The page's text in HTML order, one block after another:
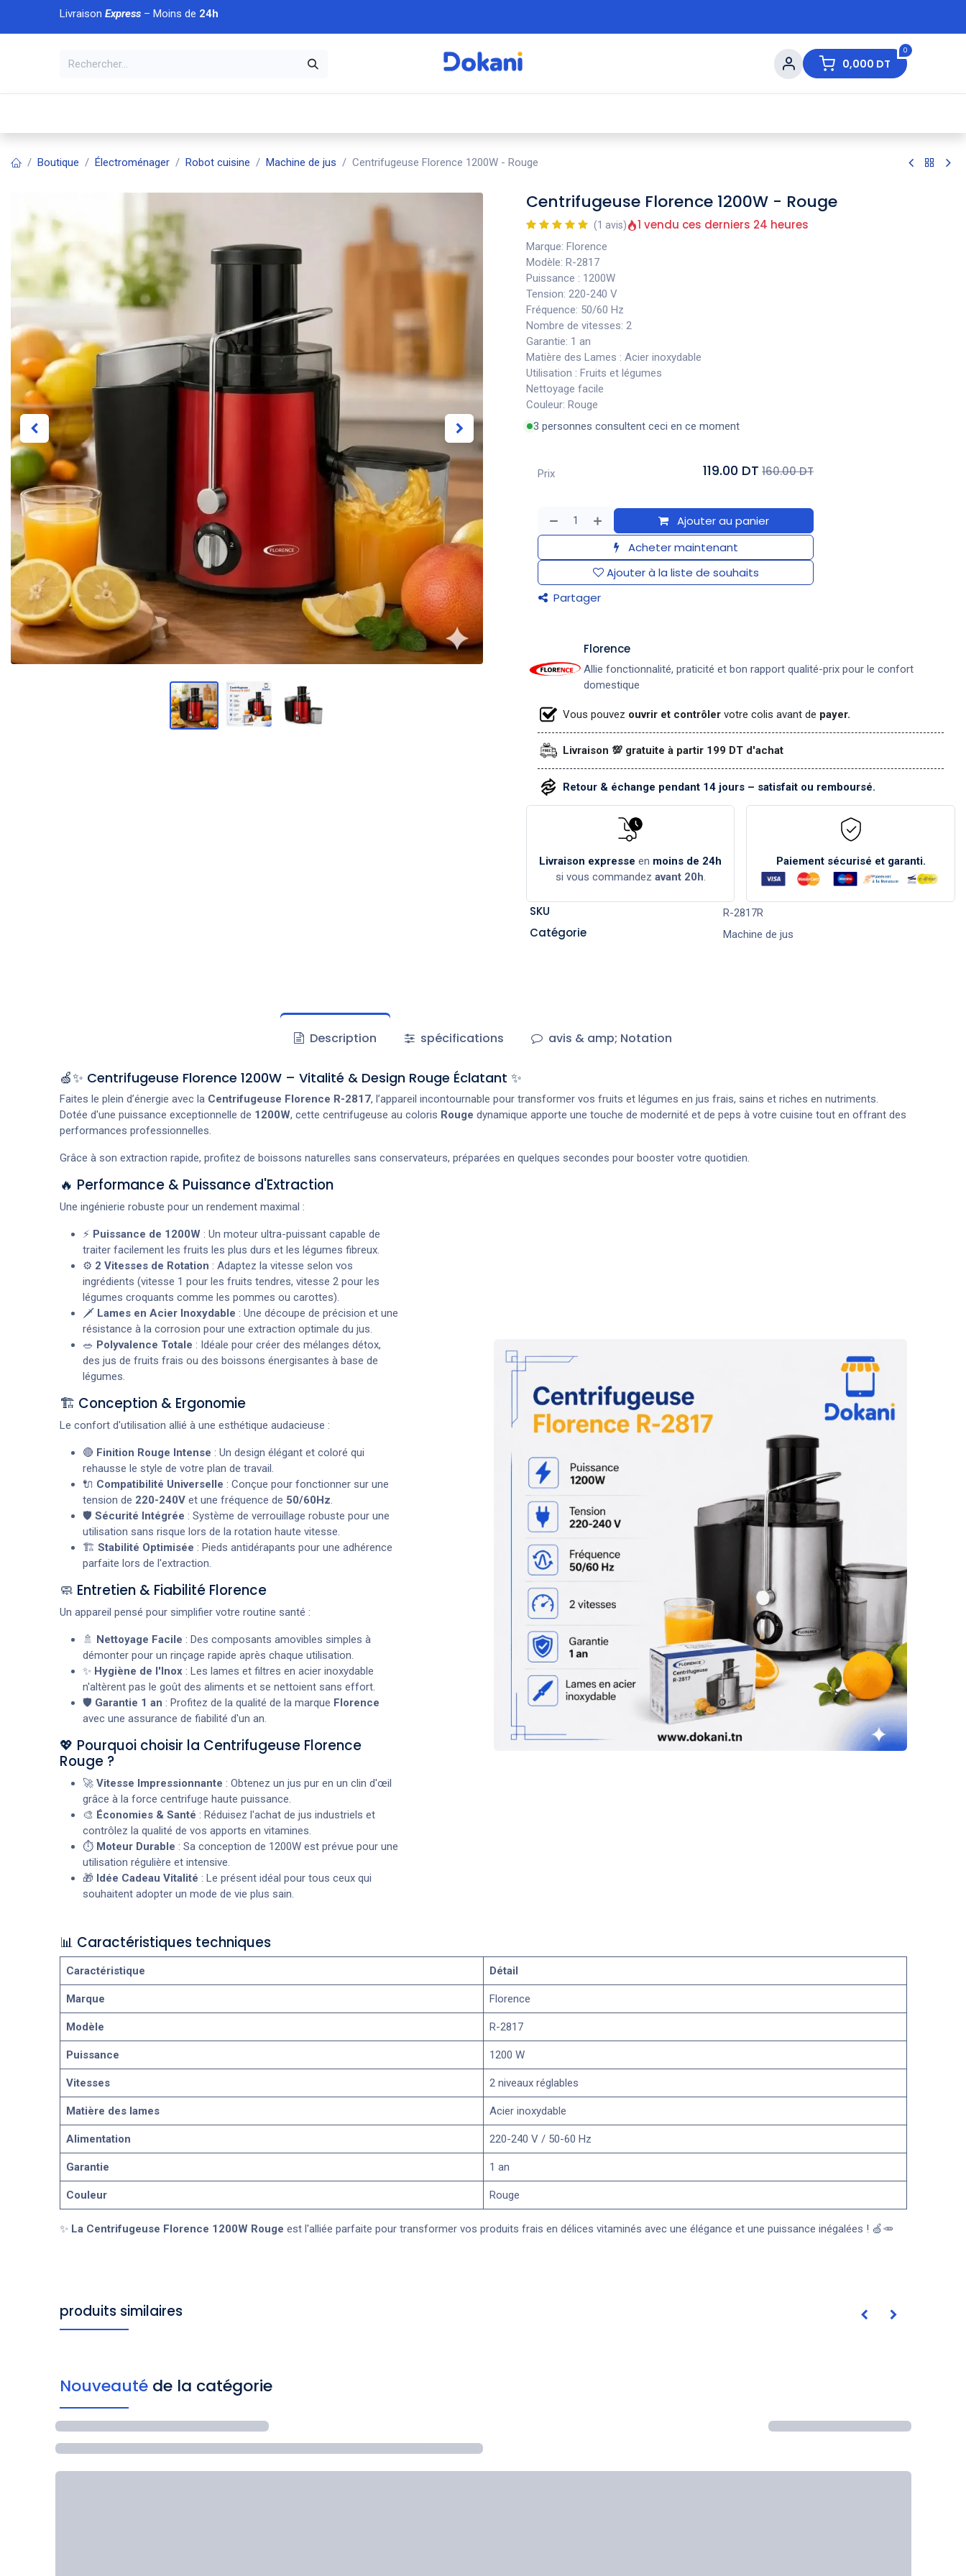
Se rendre au contenu
Livraison Express– Moins de 24h
0
0,000 DT
À DÉCOUVRIR
Boutique Électroménager Robot cuisine Machine de jus Centrifugeuse Florence 1200W - Rouge
Centrifugeuse Florence 1200W - Rouge
(1 avis) 1 vendu ces derniers 24 heures
Marque: Florence
Modèle: R-2817
Puissance : 1200W
Tension: 220-240 V
Fréquence: 50/60 Hz
Nombre de vitesses: 2
Garantie: 1 an
Matière des Lames : Acier inoxydable
Utilisation : Fruits et légumes
Nettoyage facile
Couleur: Rouge
3 personnes consultent ceci en ce moment
Ajouter au panier
Acheter maintenant
Ajouter à la liste de souhaits
Partager
Prix 119.00 DT 160.00 DT
​Florence
Allie fonctionnalité, praticité et bon rapport qualité-prix pour le confort
domestique
Vous pouvez ouvrir et contrôler votre colis avant de payer.
Livraison 💯 gratuite à partir 199 DT d'achat
Retour & échange pendant 14 jours – satisfait ou remboursé.
Livraison expresse en moins de 24h
si vous commandez avant 20h.
Paiement sécurisé et garanti.
SKU R-2817R
Catégorie Machine de jus
Description spécifications avis & amp; Notation
🍏✨ Centrifugeuse Florence 1200W – Vitalité & Design Rouge Éclatant ✨
Faites le plein d’énergie avec la Centrifugeuse Florence R-2817, l’appareil incontournable pour transformer vos fruits et légumes en jus frais, sains et riches en nutriments.
Dotée d'une puissance exceptionnelle de 1200W, cette centrifugeuse au coloris Rouge dynamique apporte une touche de modernité et de peps à votre cuisine tout en offrant des
performances professionnelles.
Grâce à son extraction rapide, profitez de boissons naturelles sans conservateurs, préparées en quelques secondes pour booster votre quotidien.
🔥 Performance & Puissance d'Extraction
Une ingénierie robuste pour un rendement maximal :
⚡ Puissance de 1200W: Un moteur ultra-puissant capable de
traiter facilement les fruits les plus durs et les légumes fibreux.
⚙️ 2 Vitesses de Rotation : Adaptez la vitesse selon vos
ingrédients (vitesse 1 pour les fruits tendres, vitesse 2 pour les
légumes croquants comme les pommes ou carottes).
🗡️ Lames en Acier Inoxydable : Une découpe de précision et une
résistance à la corrosion pour une extraction optimale du jus.
🥗 Polyvalence Totale : Idéale pour créer des mélanges détox,
des jus de fruits frais ou des boissons énergisantes à base de
légumes.
🏗️ Conception & Ergonomie
Le confort d'utilisation allié à une esthétique audacieuse :
🔴 Finition Rouge Intense : Un design élégant et coloré qui
rehausse le style de votre plan de travail.
🔌 Compatibilité Universelle : Conçue pour fonctionner sur une
tension de 220-240Vet une fréquence de 50/60Hz.
🛡️ Sécurité Intégrée : Système de verrouillage robuste pour une
utilisation sans risque lors de la rotation haute vitesse.
🏗️ Stabilité Optimisée : Pieds antidérapants pour une adhérence
parfaite lors de l'extraction.
🧼 Entretien & Fiabilité Florence
Un appareil pensé pour simplifier votre routine santé :
🚿 Nettoyage Facile : Des composants amovibles simples à
démonter pour un rinçage rapide après chaque utilisation.
✨ Hygiène de l'Inox: Les lames et filtres en acier inoxydable
n'altèrent pas le goût des aliments et se nettoient sans effort.
🛡️ Garantie 1 an : Profitez de la qualité de la marque Florence
avec une assurance de fiabilité d'un an.
💖 Pourquoi choisir la Centrifugeuse Florence
Rouge ?
🚀 Vitesse Impressionnante : Obtenez un jus pur en un clin d'œil
grâce à la force centrifuge haute puissance.
🎨 Économies & Santé : Réduisez l'achat de jus industriels et
contrôlez la qualité de vos apports en vitamines.
⏱️ Moteur Durable : Sa conception de 1200W est prévue pour une
utilisation régulière et intensive.
🎁 Idée Cadeau Vitalité : Le présent idéal pour tous ceux qui
souhaitent adopter un mode de vie plus sain.
📊 Caractéristiques techniques
Caractéristique Détail
Marque Florence
Modèle R-2817
Puissance 1200 W
Vitesses 2 niveaux réglables
Matière des lames Acier inoxydable
Alimentation 220-240 V / 50-60 Hz
Garantie 1 an
Couleur Rouge
✨ La Centrifugeuse Florence 1200W Rouge est l'alliée parfaite pour transformer vos produits frais en délices vitaminés avec une élégance et une puissance inégalées ! 🍏🥕
produits similaires
Nouveauté de la catégorie